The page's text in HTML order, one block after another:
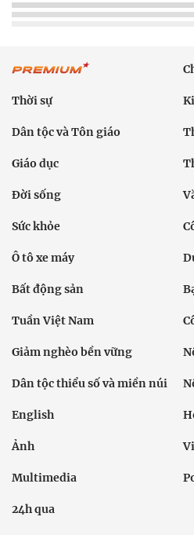
Thời sự
Dân tộc và Tôn giáo
Giáo dục
Đời sống
Sức khỏe
Ô tô xe máy
Bất động sản
Tuần Việt Nam
Giảm nghèo bền vững
Dân tộc thiểu số và miền núi
English
Ảnh
Multimedia
24h qua